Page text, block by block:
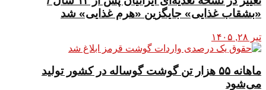
«بشقاب غذایی» جایگزین «هرم غذایی» شد
تیر ۲۸, ۱۴۰۵
ماهانه ۵۵ هزار تن گوشت گوساله در کشور تولید
می‌شود